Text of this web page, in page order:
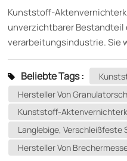
Kunststoff-
unverzichtbarer
verarbeitungsindustrie. Sie
eingesetzt, um
Rohre) in kleine Partikel
Weiterverarbeitung oder
Die Leistung der
die Zerkleinerungseffizienz,
Betriebsstabilität der
und Verschleißfestigkeit:
Beliebte Tags :
Hersteller Von
Kunststoff-
Langlebige, Verschleißfeste
Hersteller Von